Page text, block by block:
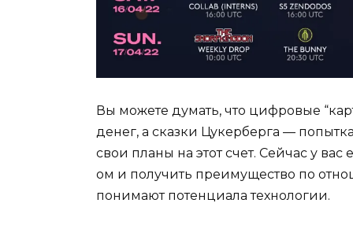
Вы можете думать, что цифровые
денег, а сказки Цукерберга —
свои планы на этот счет. Сейчас у
ом и получить преимущество по
понимают потенциала технологии.